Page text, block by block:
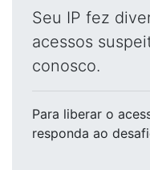
Seu IP fez
acessos
conosco.
Para liberar o
responda ao